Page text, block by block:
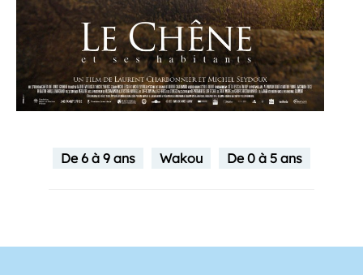
De 6 à 9 ans Wakou De 0 à 5 ans